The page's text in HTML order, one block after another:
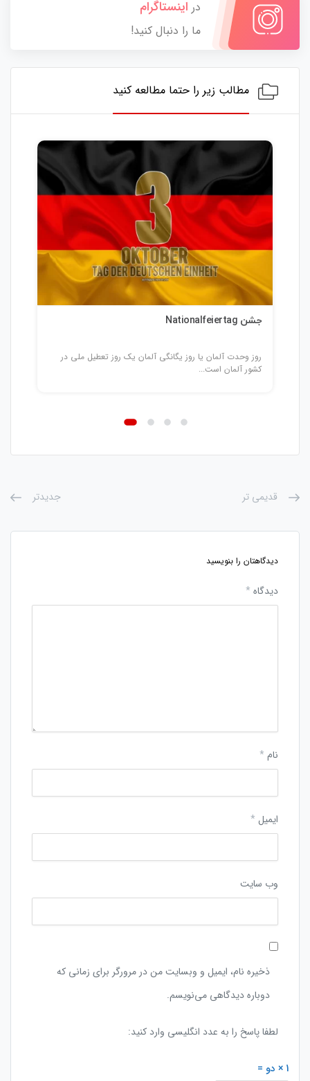
در اینستاگرام
ما را دنبال کنید!
مطالب زیر را حتما مطالعه کنید
جشن Nationalfeiertag
روز وحدت آلمان یا روز یگانگی آلمان یک روز تعطیل ملی در
کشور آلمان است...
قدیمی تر جدیدتر
دیدگاهتان را بنویسید
دیدگاه *
نام *
ایمیل *
وب‌ سایت
ذخیره نام، ایمیل و وبسایت من در مرورگر برای زمانی که
دوباره دیدگاهی می‌نویسم.
لطفا پاسخ را به عدد انگلیسی وارد کنید:
1 × دو =